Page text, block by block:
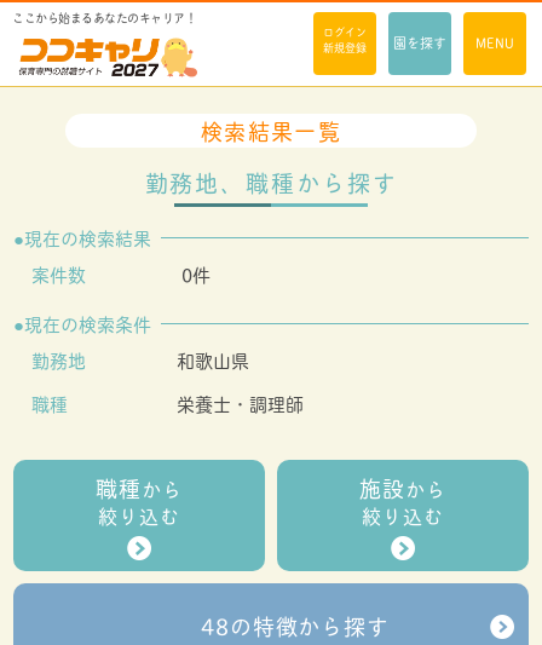
ここから始まるあなたのキャリア！
ログイン
新規登録
園を探す MENU
検索結果一覧
勤務地、職種から探す
現在の検索結果
案件数
0件
現在の検索条件
勤務地
和歌山県
職種
栄養士・調理師
職種から
絞り込む
施設から
絞り込む
48の特徴から探す